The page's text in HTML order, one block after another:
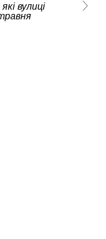
вулиці